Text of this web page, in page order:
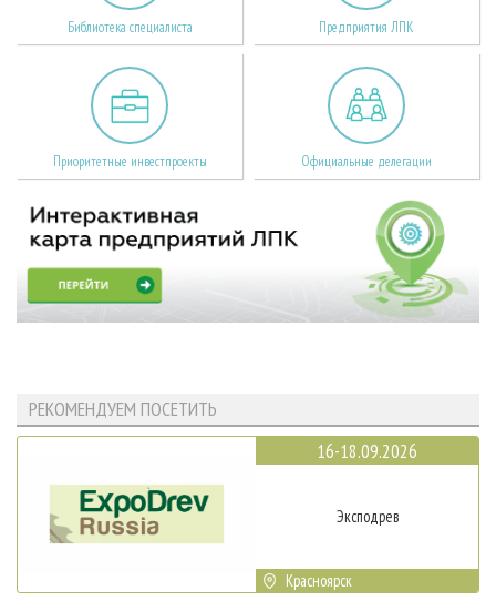
Библиотека специалиста Предприятия ЛПК
Приоритетные инвестпроекты Официальные делегации
РЕКОМЕНДУЕМ ПОСЕТИТЬ
16-18.09.2026
Эксподрев
Красноярск